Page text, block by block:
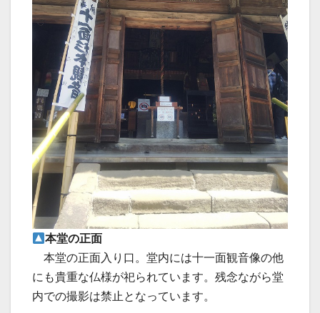
本堂の正面
本堂の正面入り口。堂内には十一面観音像の他
にも貴重な仏様が祀られています。残念ながら堂
内での撮影は禁止となっています。